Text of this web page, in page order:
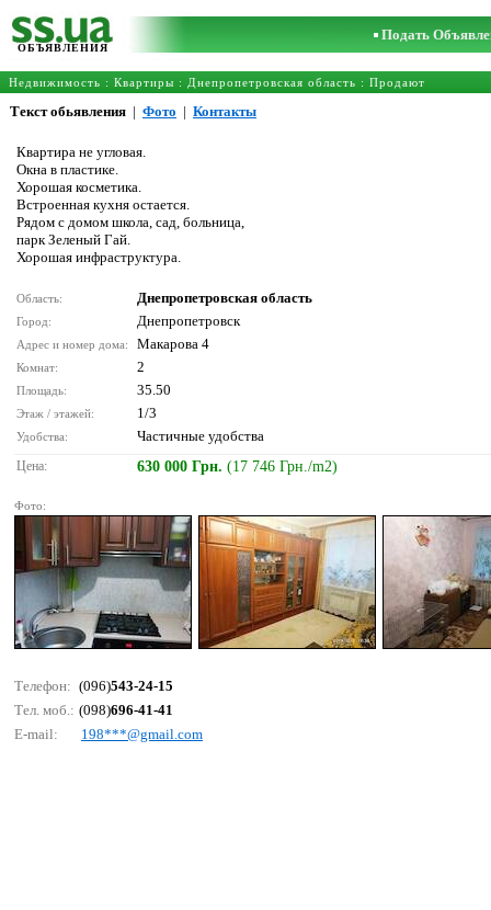
ОБЪЯВЛЕНИЯ
Подать
Недвижимость : Квартиры : Днепропетровская область : Продают
Текст обьявления | Фото | Контакты
Квартира не угловая.
Окна в пластике.
Хорошая косметика.
Встроенная кухня остается.
Рядом с домом школа, сад, больница,
парк Зеленый Гай.
Хорошая инфраструктура.
Область: Днепропетровская область
Город: Днепропетровск
Адрес и номер дома: Макарова 4
Комнат: 2
Площадь: 35.50
Этаж / этажей: 1/3
Удобства: Частичные удобства
Цена: 630 000 Грн. (17 746 Грн./m2)
Фото:
Телефон: (096)543-24-15
Тел. моб.: (098)696-41-41
E-mail:
198***@gmаil.соm